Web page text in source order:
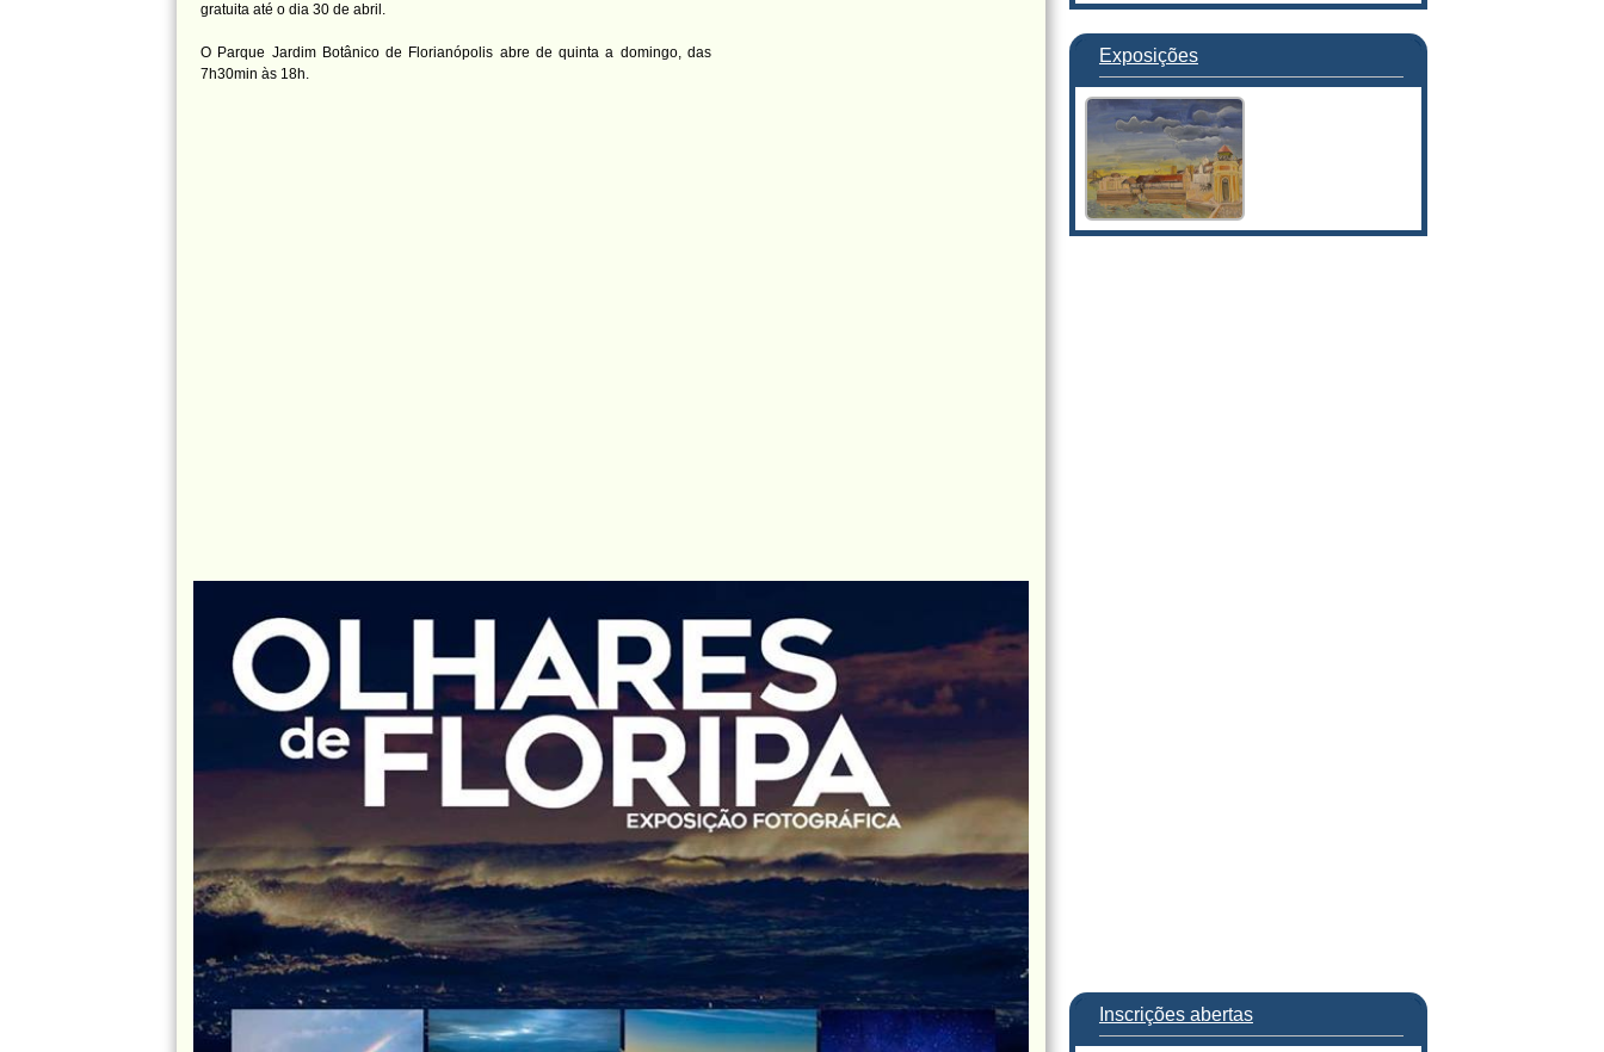
gratuita até o dia 30 de abril.
O Parque Jardim Botânico de Florianópolis abre de quinta a domingo, das
7h30min às 18h.
Exposições
Inscrições abertas